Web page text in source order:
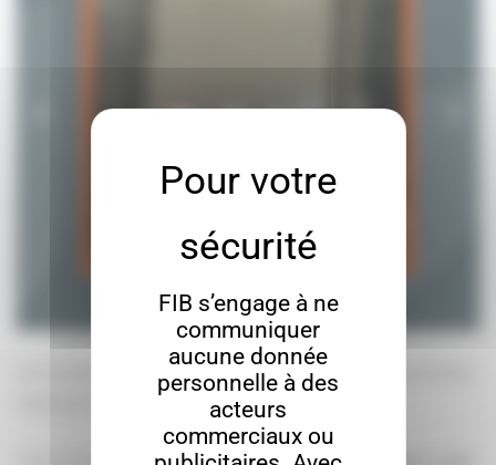
Un incident peut survenir à tout moment en environnement
logistique ou industriel.
FIB s’engage à ne
communiquer
aucune donnée
personnelle à des
acteurs
commerciaux ou